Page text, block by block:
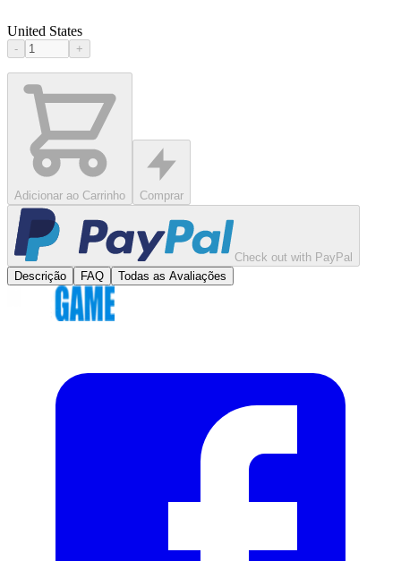
United States
- +
Adicionar ao Carrinho Comprar
Check out with PayPal
Descrição
FAQ Todas as Avaliações